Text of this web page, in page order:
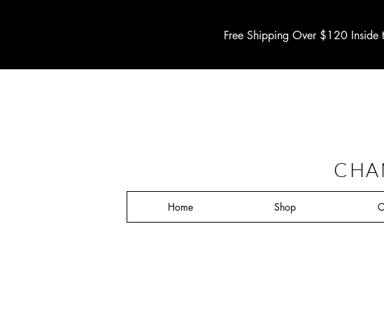
Free Shipping Over $120
Home Shop